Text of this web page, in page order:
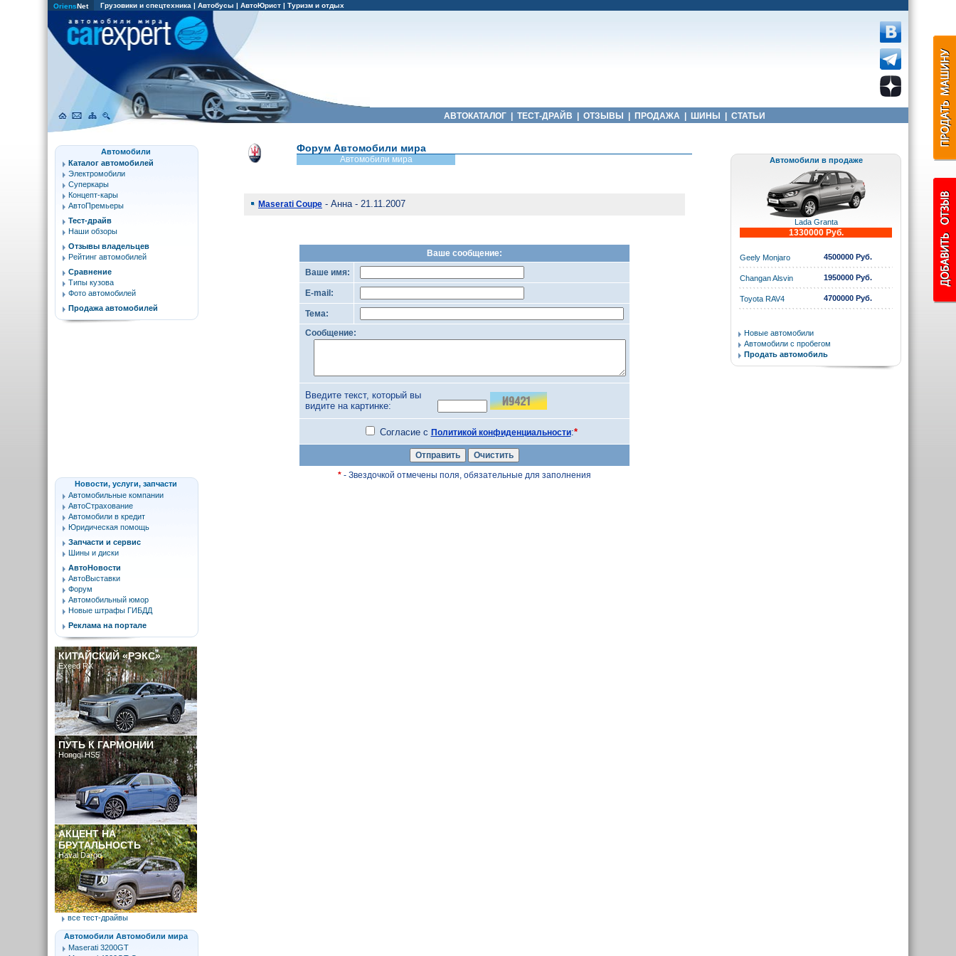
OriensNet Грузовики и спецтехника | Автобусы | АвтоЮрист | Туризм и отдых
АВТОКАТАЛОГ ТЕСТ-ДРАЙВ ОТЗЫВЫ ПРОДАЖА ШИНЫ СТАТЬИ
Автомобили
Каталог автомобилей
Электромобили
Суперкары
Концепт-кары
АвтоПремьеры
Тест-драйв
Наши обзоры
Отзывы владельцев
Рейтинг автомобилей
Сравнение
Типы кузова
Фото автомобилей
Продажа автомобилей
Новости, услуги, запчасти
Автомобильные компании
АвтоСтрахование
Автомобили в кредит
Юридическая помощь
Запчасти и сервис
Шины и диски
АвтоНовости
АвтоВыставки
Форум
Автомобильный юмор
Новые штрафы ГИБДД
Реклама на портале
КИТАЙСКИЙ «РЭКС»
Exeed RX
ПУТЬ К ГАРМОНИИ
Hongqi HS5
АКЦЕНТ НА
БРУТАЛЬНОСТЬ
Haval Dargo
все тест-драйвы
Автомобили Автомобили мира
Maserati 3200GT
Форум Автомобили мира
Автомобили мира
Maserati Coupe - Анна - 21.11.2007
Ваше сообщение:
Ваше имя:
E-mail:
Тема:
Сообщение:
Введите текст, который вы
видите на картинке:
Согласие с Политикой конфиденциальности:*
* - Звездочкой отмечены поля, обязательные для заполнения
Автомобили в продаже
Lada Granta
1330000 Руб.
Geely Monjaro 4500000 Руб.
Changan Alsvin 1950000 Руб.
Toyota RAV4 4700000 Руб.
Новые автомобили
Автомобили с пробегом
Продать автомобиль